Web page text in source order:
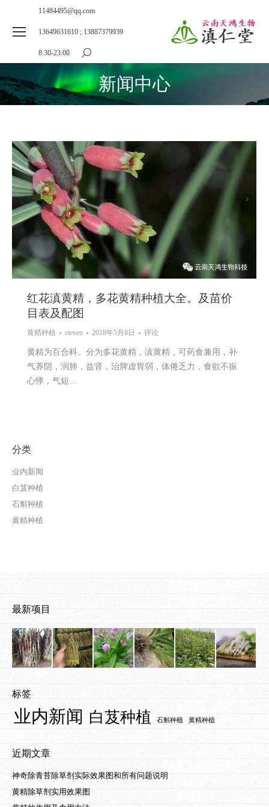
11484495@qq.com
13649631610 ; 13887379939
8:30-23:00
搜
索：
新闻中心
您在这里：
红花滇黄精，多花黄精种植大全。及苗价
目表及配图
黄精种植 steven 2018年5月8日 评论
黄精为百合科。分为多花黄精，滇黄精，可药食兼用，补
气养阴，润肺，益肾，治脾虚胃弱，体倦乏力，食欲不振
心悸，气短…
分类
业内新闻
白芨种植
石斛种植
黄精种植
最新项目
标签
业内新闻 白芨种植 石斛种植 黄精种植
近期文章
神奇除青苔除草剂实际效果图和所有问题说明
黄精除草剂实用效果图